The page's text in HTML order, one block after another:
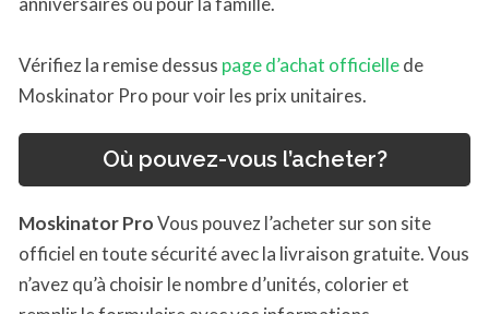
Vérifiez la remise dessus page d’achat officiellede
Moskinator Pro pour voir les prix unitaires.
Où pouvez-vous l’acheter?
Moskinator ProVous pouvez l’acheter sur son site
officiel en toute sécurité avec la livraison gratuite. Vous
n’avez qu’à choisir le nombre d’unités, colorier et